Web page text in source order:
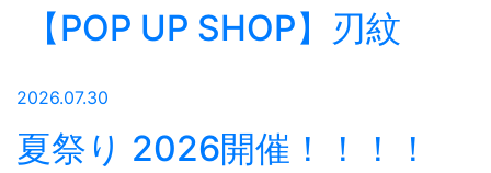
【POP UP SHOP】刃紋
2026.07.30
夏祭り 2026開催！！！！